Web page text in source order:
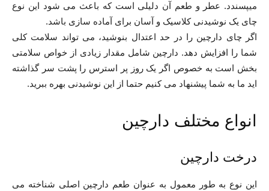
میپسندد. عطر و طعم آن دلیلی است که باعث می شود این نوع
چای یک نوشیدنی کلاسیک و آسان برای آماده سازی باشد.
اگر چای دارچین را در حد اعتدال بنوشید، می تواند سلامت کلی
شما را افزایش دهد. دارچین شامل مقدار زیادی از خواص سلامتی
بخش است به خصوص اگر یک روز پر استرس را پشت سر گذاشته
اید ما به شما پیشنهاد می کنیم حتما از این نوشیدنی بهره ببرید.
انواع مختلف دارچین
درخت دارچین
این نوع به طور معمول به عنوان طعم دارچین اصلی شناخته می